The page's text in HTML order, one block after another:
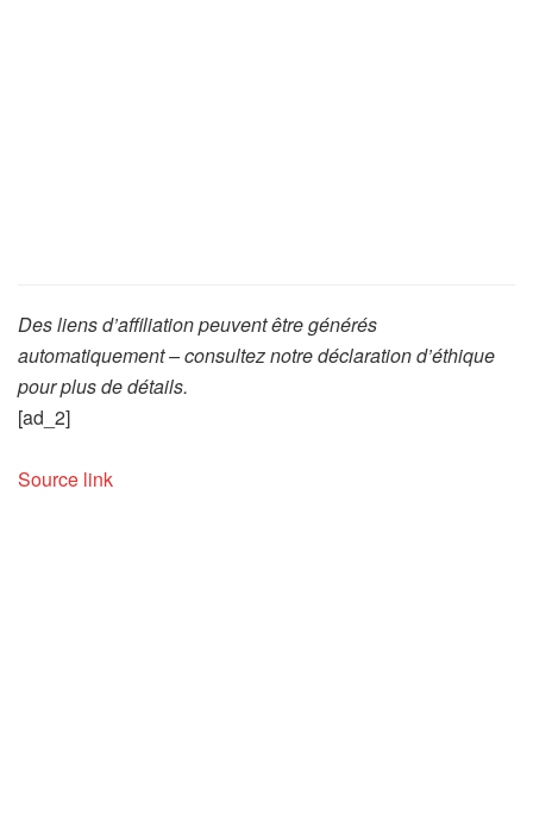
Des liens d’affiliation peuvent être générés
automatiquement – consultez notre déclaration d’éthique
pour plus de détails.
[ad_2]
Source link